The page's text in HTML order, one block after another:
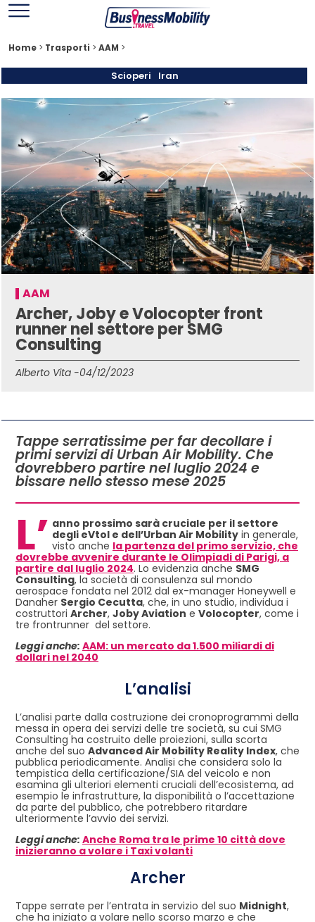
Home > Trasporti > AAM >
Scioperi Iran
AAM
Archer, Joby e Volocopter front
runner nel settore per SMG
Consulting
Alberto Vita -04/12/2023
Tappe serratissime per far decollare i
primi servizi di Urban Air Mobility. Che
dovrebbero partire nel luglio 2024 e
bissare nello stesso mese 2025
L’ anno prossimo sarà cruciale per il settore
degli eVtol e dell’Urban Air Mobility in generale,
visto anche la partenza del primo servizio, che
dovrebbe avvenire durante le Olimpiadi di Parigi, a
partire dal luglio 2024. Lo evidenzia anche SMG
Consulting, la società di consulenza sul mondo
aerospace fondata nel 2012 dal ex-manager Honeywell e
Danaher Sergio Cecutta, che, in uno studio, individua i
costruttori Archer, Joby Aviation e Volocopter, come i
tre frontrunner del settore.
Leggi anche: AAM: un mercato da 1.500 miliardi di
dollari nel 2040
L’analisi
L’analisi parte dalla costruzione dei cronoprogrammi della
messa in opera dei servizi delle tre società, su cui SMG
Consulting ha costruito delle proiezioni, sulla scorta
anche del suo Advanced Air Mobility Reality Index, che
pubblica periodicamente. Analisi che considera solo la
tempistica della certificazione/SIA del veicolo e non
esamina gli ulteriori elementi cruciali dell’ecosistema, ad
esempio le infrastrutture, la disponibilità o l’accettazione
da parte del pubblico, che potrebbero ritardare
ulteriormente l’avvio dei servizi.
Leggi anche: Anche Roma tra le prime 10 città dove
inizieranno a volare i Taxi volanti
Archer
Tappe serrate per l’entrata in servizio del suo Midnight,
che ha iniziato a volare nello scorso marzo e che